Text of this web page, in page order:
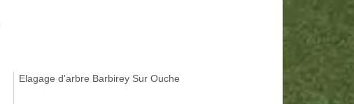
Elagage d'arbre Barbirey Sur Ouche